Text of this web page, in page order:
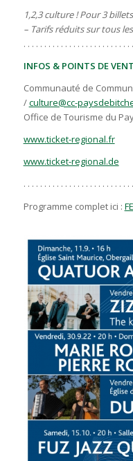
1,2,3 culture ! Pour 3
– Tarifs réduits sur tous
. . . . . . . . . . . . . . . . . . . . . . . . . .
INFOS & POINTS DE
Communauté de
/culture@cc-
Office de Tourisme du
www.ticket-regional.fr
www.ticket-regional.de
. . . . . . . . . . . . . . . . . . . . . . . . . .
Programme complet ici :